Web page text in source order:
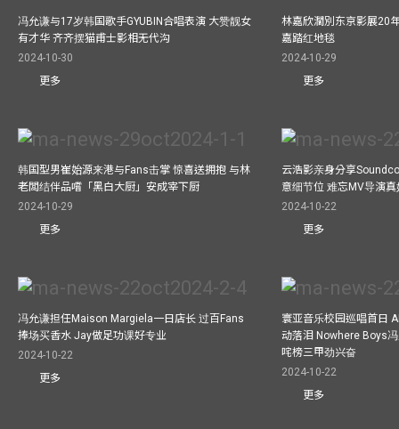
冯允谦与17岁韩国歌手GYUBIN合唱表演 大赞靓女
有才华 齐齐摆猫甫士影相无代沟
2024-10-30
更多
林嘉欣濶別东京影展20
嘉踏红地毯
2024-10-29
更多
韩国型男崔始源来港与Fans击掌 惊喜送拥抱 与林
老闆结伴品嚐「黑白大厨」安成宰下厨
2024-10-29
更多
云浩影亲身分享
意细节位 难忘MV导演
2024-10-22
更多
冯允谦担任Maison Margiela一日店长 过百Fans
捧场买香水 Jay做足功课好专业
2024-10-22
更多
寰亚音乐校园巡唱首日
动落泪 Nowhere Boys
咤榜三甲劲兴奋
2024-10-22
更多